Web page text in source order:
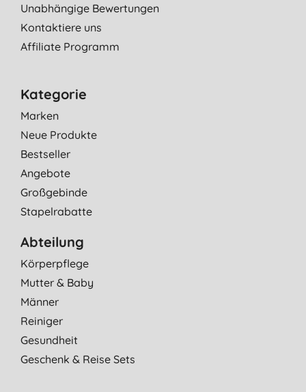
Unabhängige Bewertungen
Kontaktiere uns
Affiliate Programm
Kategorie
Marken
Neue Produkte
Bestseller
Angebote
Großgebinde
Stapelrabatte
Abteilung
Körperpflege
Mutter & Baby
Männer
Reiniger
Gesundheit
Geschenk & Reise Sets